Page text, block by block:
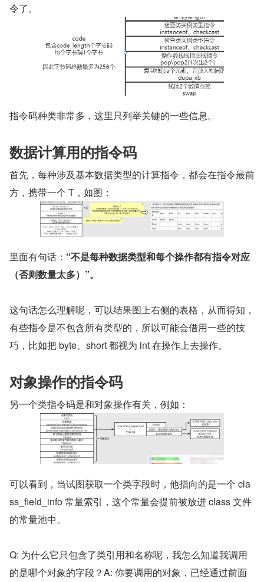
令了。
指令码种类非常多，这里只列举关键的一些信息。
数据计算用的指令码
首先，每种涉及基本数据类型的计算指令，都会在指令最前
方，携带一个 T，如图：
里面有句话： “不是每种数据类型和每个操作都有指令对应
（否则数量太多）”。
这句话怎么理解呢，可以结果图上右侧的表格，从而得知，
有些指令是不包含所有类型的，所以可能会借用一些的技
巧，比如把 byte、short 都视为 int 在操作上去操作。
对象操作的指令码
另一个类指令码是和对象操作有关，例如：
可以看到，当试图获取一个类字段时，他指向的是一个 cla
ss_field_info 常量索引，这个常量会提前被放进 class 文件
的常量池中。
Q: 为什么它只包含了类引用和名称呢，我怎么知道我调用
的是哪个对象的字段？A: 你要调用的对象，已经通过前面